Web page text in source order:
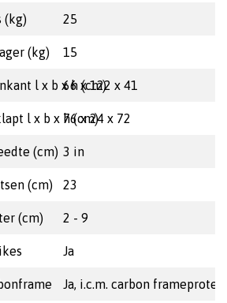
(kg) 25
(kg) 15
l x b x h (cm)
66 x 122 x 41
l x b x h (cm)
76 x 24 x 72
(cm) 3 in
(cm) 23
(cm) 2 - 9
Ja
Ja, i.c.m. carbon